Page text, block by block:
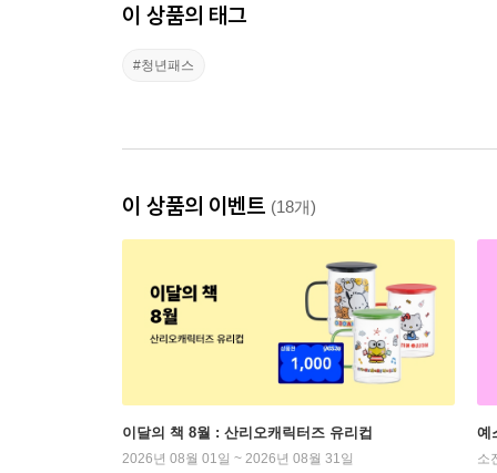
이 상품의 태그
#청년패스
이 상품의 이벤트 (18개)
이달의 책 8월 : 산리오캐릭터즈 유리컵
2026년 08월 01일 ~ 2026년 08월 31일
예
소